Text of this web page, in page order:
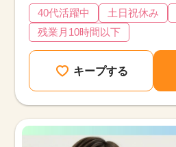
40代活躍中 土日祝休み
残業月10時間以下
キープする